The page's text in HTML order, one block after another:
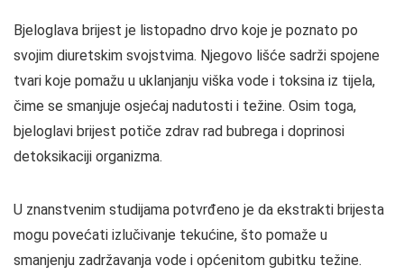
Bjeloglava brijest je listopadno drvo koje je poznato po
svojim diuretskim svojstvima. Njegovo lišće sadrži spojene
tvari koje pomažu u uklanjanju viška vode i toksina iz tijela,
čime se smanjuje osjećaj nadutosti i težine. Osim toga,
bjeloglavi brijest potiče zdrav rad bubrega i doprinosi
detoksikaciji organizma.
U znanstvenim studijama potvrđeno je da ekstrakti brijesta
mogu povećati izlučivanje tekućine, što pomaže u
smanjenju zadržavanja vode i općenitom gubitku težine.